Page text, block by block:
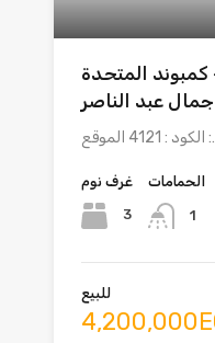
– كمبوند المتحدة
عبد الناصر
:…
غرف نوم
3
الحمامات
1
للبيع